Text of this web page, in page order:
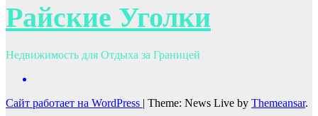
Райские Уголки
Недвижимость для Отдыха за Границей
Сайт работает на WordPress | Theme: News Live by Themeansar.